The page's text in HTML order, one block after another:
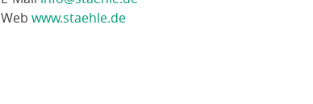
Web www.staehle.de